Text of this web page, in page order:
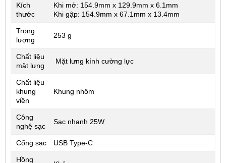
Kích
thước
Khi mở: 154.9mm x 129.9mm x 6.1mm
Khi gập: 154.9mm x 67.1mm x 13.4mm
Trọng
lượng
253 g
Chất liệu
mặt lưng
Mặt lưng kính cường lực
Chất liệu
khung
viền
Khung nhôm
Công
nghệ sạc
Sạc nhanh 25W
Cổng sạc USB Type-C
Hồng